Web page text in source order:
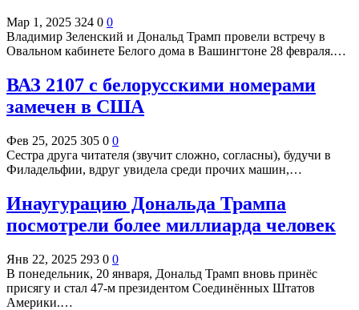
Мар 1, 2025 324 0 0
Владимир Зеленский и Дональд Трамп провели встречу в
Овальном кабинете Белого дома в Вашингтоне 28 февраля.…
ВАЗ 2107 с белорусскими номерами
замечен в США
Фев 25, 2025 305 0 0
Сестра друга читателя (звучит сложно, согласны), будучи в
Филадельфии, вдруг увидела среди прочих машин,…
Инаугурацию Дональда Трампа
посмотрели более миллиарда человек
Янв 22, 2025 293 0 0
В понедельник, 20 января, Дональд Трамп вновь принёс
присягу и стал 47-м президентом Соединённых Штатов
Америки.…